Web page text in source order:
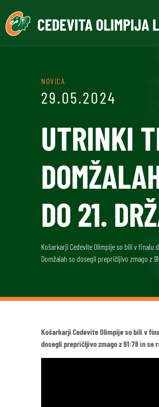
NOVICA
29.05.2024
UTRINKI
DO 21.
Košarkarji Cedevite Olimpije so bili v finalu
Domžalah so dosegli prepričljivo zmago z
Košarkarji Cedevite Olimpije so bili v
dosegli prepričljivo zmago z 91:78 in se